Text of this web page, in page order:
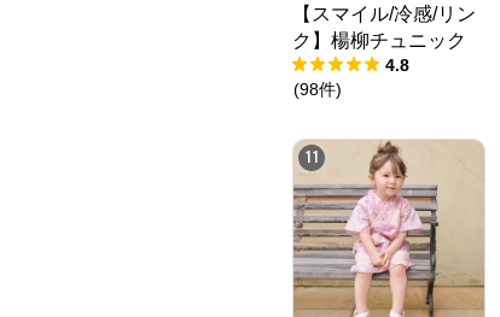
【スマイル/冷感/リン
ク】楊柳チュニック
4.8
(98件)
11